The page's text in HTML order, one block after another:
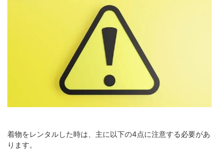
着物をレンタルした時は、主に以下の4点に注意する必要があ
ります。